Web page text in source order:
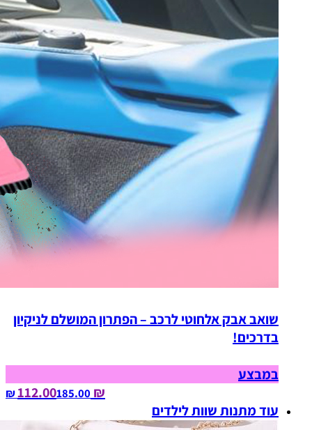
שואב אבק אלחוטי לרכב – הפתרון המושלם לניקיון
בדרכים!
במבצע
₪ 112.00
185.00‏ ₪
עוד מתנות שוות לילדים